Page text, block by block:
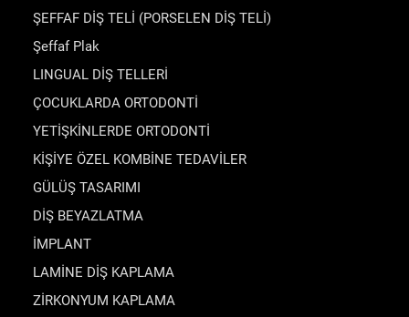
ŞEFFAF DİŞ TELİ (PORSELEN DİŞ TELİ)
Şeffaf Plak
LINGUAL DİŞ TELLERİ
ÇOCUKLARDA ORTODONTİ
YETİŞKİNLERDE ORTODONTİ
KİŞİYE ÖZEL KOMBİNE TEDAVİLER
GÜLÜŞ TASARIMI
DİŞ BEYAZLATMA
İMPLANT
LAMİNE DİŞ KAPLAMA
ZİRKONYUM KAPLAMA